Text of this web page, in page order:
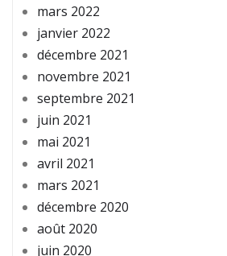
mars 2022
janvier 2022
décembre 2021
novembre 2021
septembre 2021
juin 2021
mai 2021
avril 2021
mars 2021
décembre 2020
août 2020
juin 2020